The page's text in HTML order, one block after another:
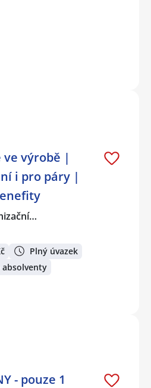
ve výrobě |
i pro páry |
Plný úvazek
- pouze 1